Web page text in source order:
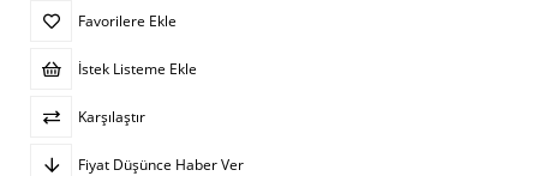
Favorilere Ekle
İstek Listeme Ekle
Karşılaştır
Fiyat Düşünce Haber Ver